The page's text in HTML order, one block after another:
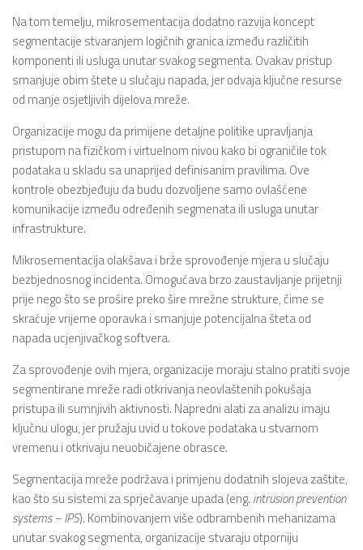
Na tom temelju, mikrosementacija dodatno razvija koncept
segmentacije stvaranjem logičnih granica između različitih
komponenti ili usluga unutar svakog segmenta. Ovakav pristup
smanjuje obim štete u slučaju napada, jer odvaja ključne resurse
od manje osjetljivih dijelova mreže.
Organizacije mogu da primijene detaljne politike upravljanja
pristupom na fizičkom i virtuelnom nivou kako bi ograničile tok
podataka u skladu sa unaprijed definisanim pravilima. Ove
kontrole obezbjeđuju da budu dozvoljene samo ovlašćene
komunikacije između određenih segmenata ili usluga unutar
infrastrukture.
Mikrosementacija olakšava i brže sprovođenje mjera u slučaju
bezbjednosnog incidenta. Omogućava brzo zaustavljanje prijetnji
prije nego što se prošire preko šire mrežne strukture, čime se
skraćuje vrijeme oporavka i smanjuje potencijalna šteta od
napada ucjenjivačkog softvera.
Za sprovođenje ovih mjera, organizacije moraju stalno pratiti svoje
segmentirane mreže radi otkrivanja neovlaštenih pokušaja
pristupa ili sumnjivih aktivnosti. Napredni alati za analizu imaju
ključnu ulogu, jer pružaju uvid u tokove podataka u stvarnom
vremenu i otkrivaju neuobičajene obrasce.
Segmentacija mreže podržava i primjenu dodatnih slojeva zaštite,
kao što su sistemi za sprječavanje upada (eng. intrusion prevention
systems – IPS). Kombinovanjem više odbrambenih mehanizama
unutar svakog segmenta, organizacije stvaraju otporniju